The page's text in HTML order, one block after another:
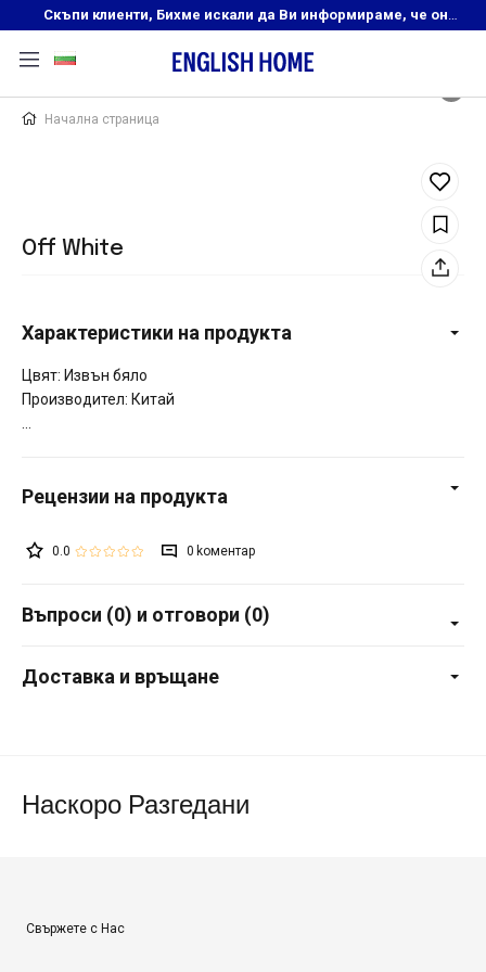
Скъпи клиенти, Бихме искали да Ви информираме, че онлайн магазинът на English Home преустановява своята дейност. Прекрасният ни и усмихнат екип ,Ви очаква в нашите физически магазини, където ще откриете любимите си продукти! Благодарим Ви, че сте част от семейството на Еnglish Home!
Начална страница
Off White
Характеристики на продукта
Цвят: Извън бяло
Производител: Китай
0.0 0
Въпроси (0) и отговори (0)
Доставка и връщане
Наскоро Разгедани
Свържете с Нас